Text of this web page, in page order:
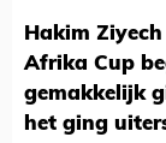
Hakim
Afrika Cup
gemakkelijk
het ging